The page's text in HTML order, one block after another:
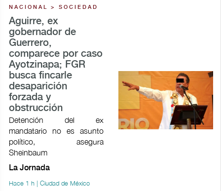
NACIONAL > SOCIEDAD
Aguirre, ex
gobernador de
Guerrero,
comparece por caso
Ayotzinapa; FGR
busca fincarle
desaparición
forzada y
obstrucción
Detención del ex
mandatario no es asunto
político, asegura
Sheinbaum
La Jornada
Hace 1 h | Ciudad de México